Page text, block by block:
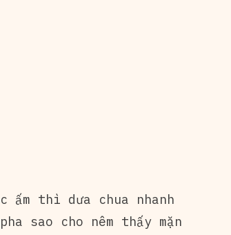
ấm thì dưa chua nhanh
sao cho nêm thấy mặn